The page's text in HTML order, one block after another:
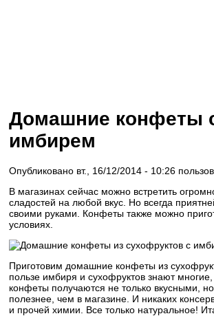
Домашние конфеты
имбирем
Опубликовано вт., 16/12/2014 - 10:26
В магазинах сейчас можно встретить
сладостей на любой вкус. Но всегда
своими руками. Конфеты также можно
условиях.
Приготовим домашние конфеты из
пользе имбиря и сухофруктов знают
конфеты получаются не только вкусными,
полезнее, чем в магазине. И никаких
и прочей химии. Все только натуральное!